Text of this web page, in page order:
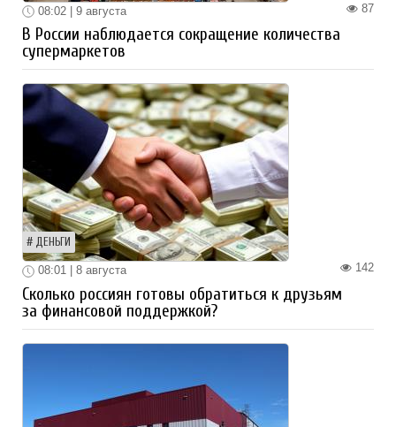
87
08:02 | 9 августа
В России наблюдается сокращение количества
супермаркетов
ДЕНЬГИ
142
08:01 | 8 августа
Сколько россиян готовы обратиться к друзьям
за финансовой поддержкой?